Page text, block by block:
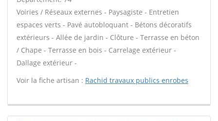
Voiries / Réseaux externes - Paysagiste - Entretien
espaces verts - Pavé autobloquant - Bétons décoratifs
extérieurs - Allée de jardin - Clôture - Terrasse en béton
/ Chape - Terrasse en bois - Carrelage extérieur -
Dallage extérieur -
Voir la fiche artisan : Rachid travaux publics enrobes